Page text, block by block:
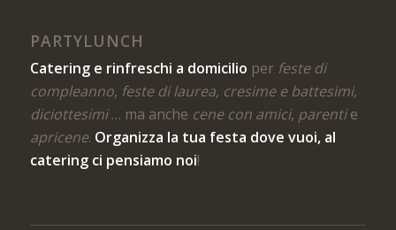
PARTYLUNCH
Catering e rinfreschi a domicilio per feste di
compleanno, feste di laurea, cresime e battesimi,
diciottesimi… ma anche cene con amici, parentie
apricene. Organizza la tua festa dove vuoi, al
catering ci pensiamo noi!